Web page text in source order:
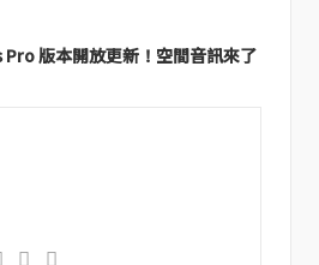
版本開放更新！空間音訊來了